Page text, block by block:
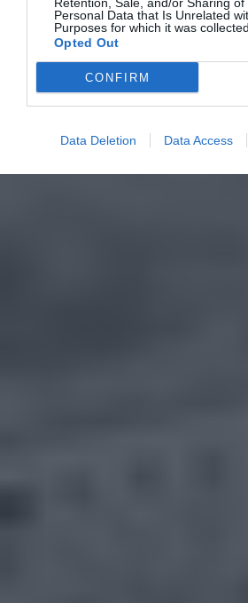
Personal Data that Is Unrelated
Purposes for which it was collected.
Opted Out
CONFIRM
Data Deletion Data Access